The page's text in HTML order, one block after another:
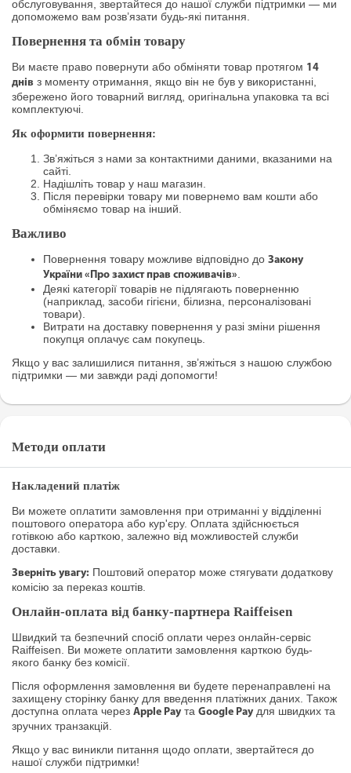
обслуговування, звертайтеся до нашої служби підтримки — ми
допоможемо вам розв’язати будь-які питання.
Повернення та обмін товару
Ви маєте право повернути або обміняти товар протягом 14
днів з моменту отримання, якщо він не був у використанні,
збережено його товарний вигляд, оригінальна упаковка та всі
комплектуючі.
Як оформити повернення:
Зв’яжіться з нами за контактними даними, вказаними на
сайті.
Надішліть товар у наш магазин.
Після перевірки товару ми повернемо вам кошти або
обміняємо товар на інший.
Важливо
Повернення товару можливе відповідно до Закону
України «Про захист прав споживачів».
Деякі категорії товарів не підлягають поверненню
(наприклад, засоби гігієни, білизна, персоналізовані
товари).
Витрати на доставку повернення у разі зміни рішення
покупця оплачує сам покупець.
Якщо у вас залишилися питання, зв’яжіться з нашою службою
підтримки — ми завжди раді допомогти!
Методи оплати
Накладений платіж
Ви можете оплатити замовлення при отриманні у відділенні
поштового оператора або кур'єру. Оплата здійснюється
готівкою або карткою, залежно від можливостей служби
доставки.
Зверніть увагу: Поштовий оператор може стягувати додаткову
комісію за переказ коштів.
Онлайн-оплата від банку-партнера Raiffeisen
Швидкий та безпечний спосіб оплати через онлайн-сервіс
Raiffeisen. Ви можете оплатити замовлення карткою будь-
якого банку без комісії.
Після оформлення замовлення ви будете перенаправлені на
захищену сторінку банку для введення платіжних даних. Також
доступна оплата через Apple Pay та Google Pay для швидких та
зручних транзакцій.
Якщо у вас виникли питання щодо оплати, звертайтеся до
нашої служби підтримки!